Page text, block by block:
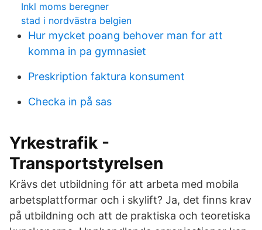
Inkl moms beregner
stad i nordvästra belgien
Hur mycket poang behover man for att
komma in pa gymnasiet
Preskription faktura konsument
Checka in på sas
Yrkestrafik -
Transportstyrelsen
Krävs det utbildning för att arbeta med mobila
arbetsplattformar och i skylift? Ja, det finns krav
på utbildning och att de praktiska och teoretiska